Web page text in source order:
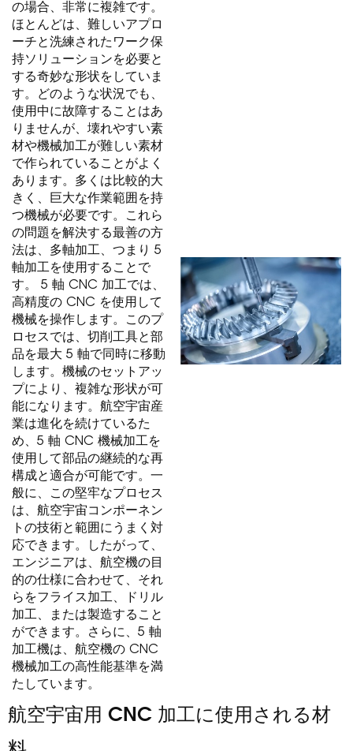
の場合、非常に複雑です。
ほとんどは、難しいアプロ
ーチと洗練されたワーク保
持ソリューションを必要と
する奇妙な形状をしていま
す。どのような状況でも、
使用中に故障することはあ
りませんが、壊れやすい素
材や機械加工が難しい素材
で作られていることがよく
あります。多くは比較的大
きく、巨大な作業範囲を持
つ機械が必要です。これら
の問題を解決する最善の方
法は、多軸加工、つまり 5
軸加工を使用することで
す。 5 軸 CNC 加工では、
高精度の CNC を使用して
機械を操作します。このプ
ロセスでは、切削工具と部
品を最大 5 軸で同時に移動
します。機械のセットアッ
プにより、複雑な形状が可
能になります。航空宇宙産
業は進化を続けているた
め、5 軸 CNC 機械加工を
使用して部品の継続的な再
構成と適合が可能です。一
般に、この堅牢なプロセス
は、航空宇宙コンポーネン
トの技術と範囲にうまく対
応できます。したがって、
エンジニアは、航空機の目
的の仕様に合わせて、それ
らをフライス加工、ドリル
加工、または製造すること
ができます。さらに、5 軸
加工機は、航空機の CNC
機械加工の高性能基準を満
たしています。
航空宇宙用 CNC 加工に使用される材